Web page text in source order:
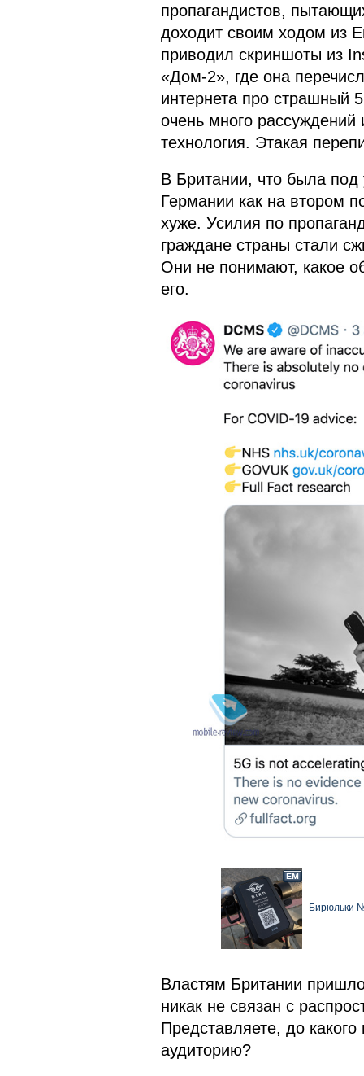
пропагандистов,
доходит своим ходом из
приводил скриншоты из
«Дом-2», где она
интернета про страшный
очень много рассуждений
технология. Этакая
В Британии, что была под
Германии как на втором
хуже. Усилия по
граждане страны стали
Они не понимают, какое
его.
Бирюльки
Властям Британии
никак не связан с
Представляете, до какого
аудиторию?